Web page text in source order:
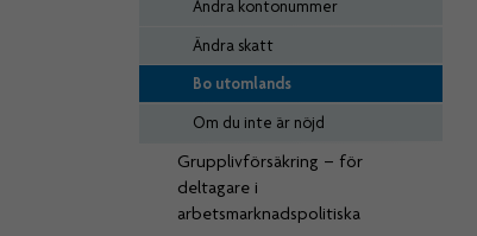
Ändra kontonummer
Ändra skatt
Bo utomlands
Om du inte är nöjd
Grupplivförsäkring – för
deltagare i
arbetsmarknadspolitiska